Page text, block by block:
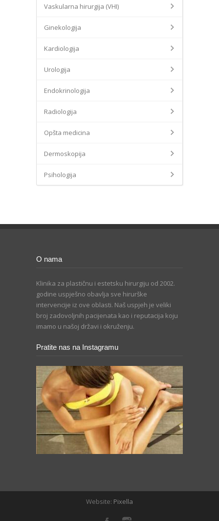
Vaskularna hirurgija (VHI)
Ginekologija
Kardiologija
Urologija
Endokrinologija
Radiologija
Opšta medicina
Dermoskopija
Psihologija
O nama
Klinika za plastičnu i estetsku hirurgiju od 2002.
godine uspješno obavlja sve hirurške
intervencije iz ove oblasti. Naš uspjeh je veliki
broj zadovoljnih pacijenata kao i reputacija koju
imamo u našoj državi i okruženju.
Pratite nas na Instagramu
Website: Pixella